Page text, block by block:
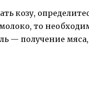
козу,
то
— получение